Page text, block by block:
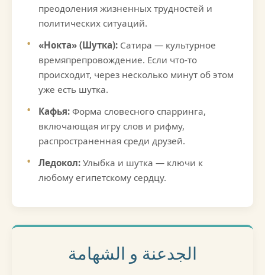
преодоления жизненных трудностей и
политических ситуаций.
«Нокта» (Шутка): Сатира — культурное
времяпрепровождение. Если что-то
происходит, через несколько минут об этом
уже есть шутка.
Кафья: Форма словесного спарринга,
включающая игру слов и рифму,
распространенная среди друзей.
Ледокол: Улыбка и шутка — ключи к
любому египетскому сердцу.
الجدعنة و الشهامة